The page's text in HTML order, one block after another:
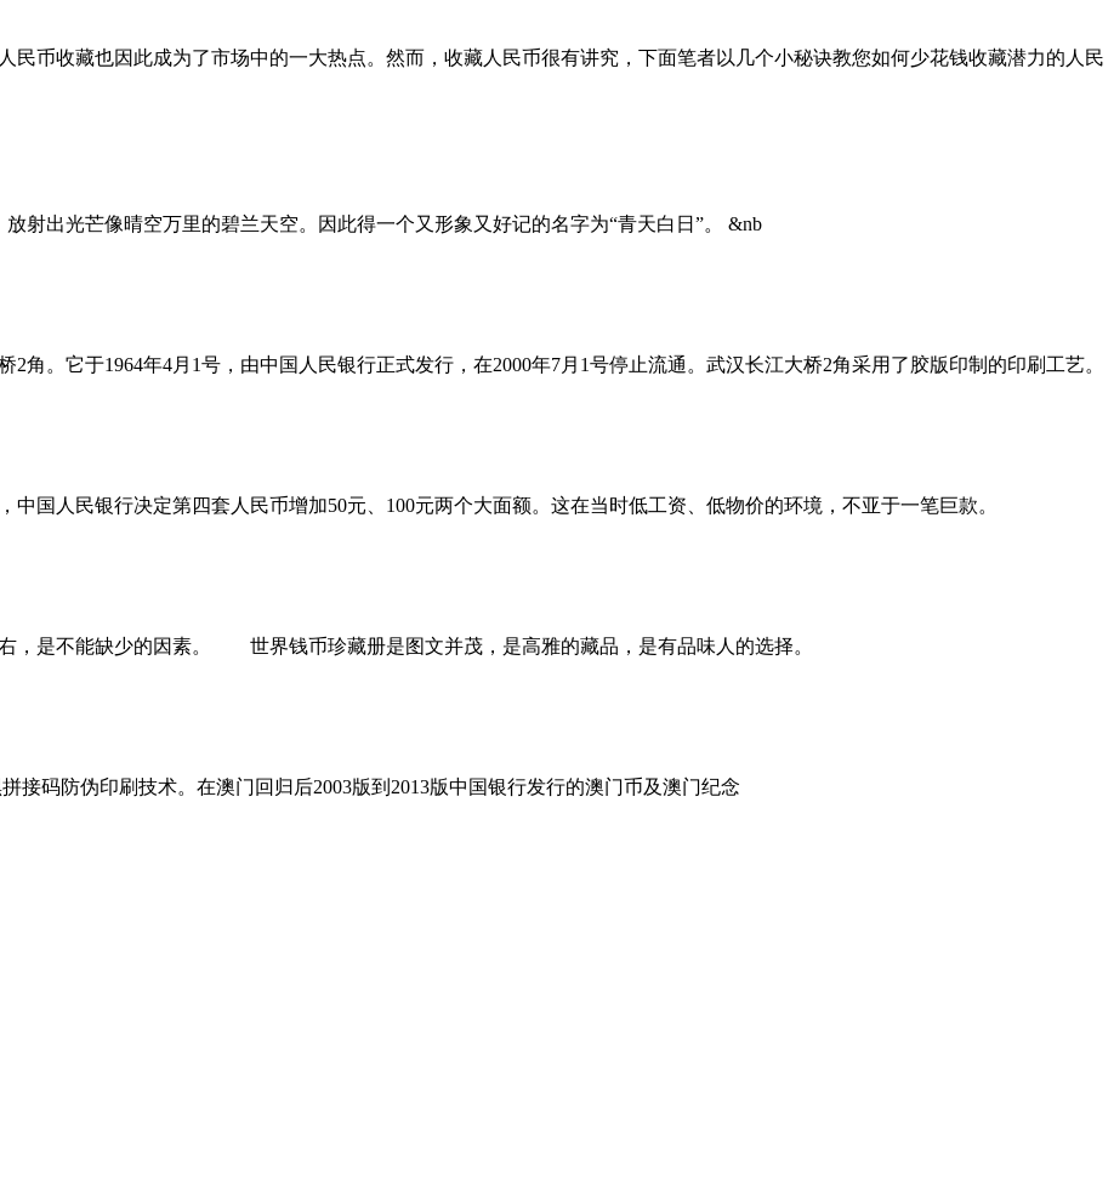
币收藏也因此成为了市场中的一大热点。然而，收藏人民币很有讲究，下面笔者以几个小秘诀教您如何少花钱收藏潜力的人民
出光芒像晴空万里的碧兰天空。因此得一个又形象又好记的名字为“青天白日”。 &nb
角。它于1964年4月1号，由中国人民银行正式发行，在2000年7月1号停止流通。武汉长江大桥2角采用了胶版印制的印刷工艺。
人民银行决定第四套人民币增加50元、100元两个大面额。这在当时低工资、低物价的环境，不亚于一笔巨款。
是不能缺少的因素。 世界钱币珍藏册是图文并茂，是高雅的藏品，是有品味人的选择。
接码防伪印刷技术。在澳门回归后2003版到2013版中国银行发行的澳门币及澳门纪念